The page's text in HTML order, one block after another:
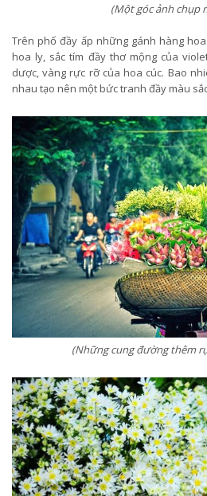
(Một góc ảnh chụp
Trên phố đầy ấp những gánh hàng
hoa ly, sắc tím đầy thơ mộng của
dược, vàng rực rỡ của hoa cúc. Bao
nhau tạo nên một bức tranh đầy màu
(Những cung đường thêm